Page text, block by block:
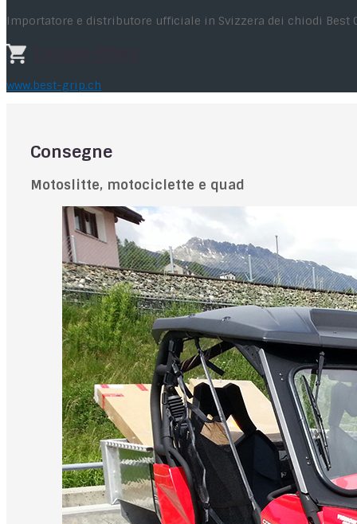
Importatore e distributore ufficiale in Svizzera dei chiodi
www.best-grip.ch
Consegne
Motoslitte, motociclette e quad